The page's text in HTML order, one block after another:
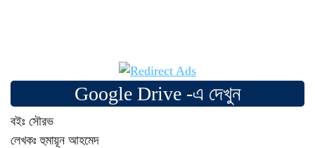
Google Drive -এ দেখুন
বইঃ সৌরভ
লেখকঃ হুমায়ূন আহমেদ